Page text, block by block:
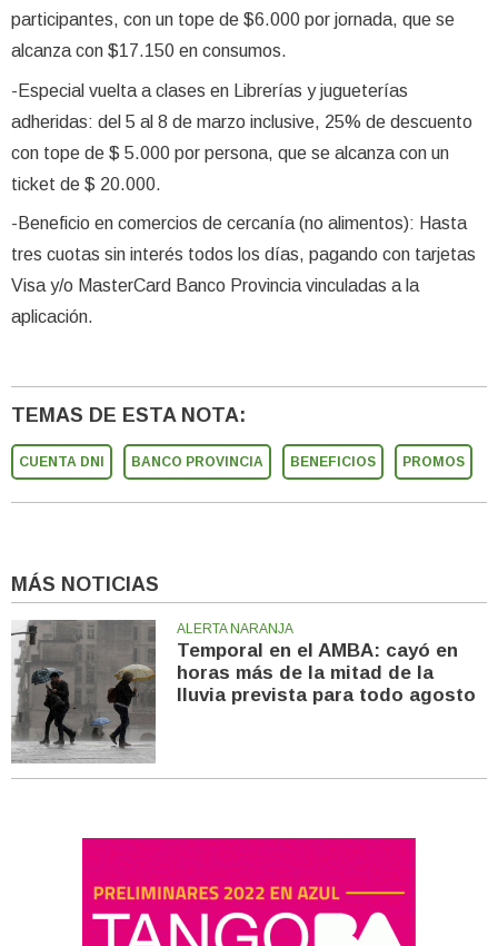
participantes, con un tope de $6.000 por jornada, que se
alcanza con $17.150 en consumos.
-Especial vuelta a clases en Librerías y jugueterías
adheridas: del 5 al 8 de marzo inclusive, 25% de descuento
con tope de $ 5.000 por persona, que se alcanza con un
ticket de $ 20.000.
-Beneficio en comercios de cercanía (no alimentos): Hasta
tres cuotas sin interés todos los días, pagando con tarjetas
Visa y/o MasterCard Banco Provincia vinculadas a la
aplicación.
TEMAS DE ESTA NOTA:
CUENTA DNI BANCO PROVINCIA BENEFICIOS PROMOS
MÁS NOTICIAS
ALERTA NARANJA
Temporal en el AMBA: cayó en
horas más de la mitad de la
lluvia prevista para todo agosto